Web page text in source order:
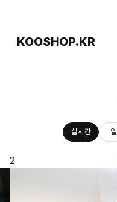
KOOSHOP.KR
실시간
2